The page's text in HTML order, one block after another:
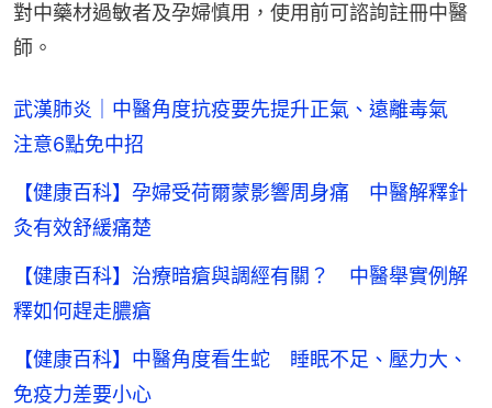
對中藥材過敏者及孕婦慎用，使用前可諮詢註冊中醫
師。
武漢肺炎｜中醫角度抗疫要先提升正氣、遠離毒氣
注意6點免中招
【健康百科】孕婦受荷爾蒙影響周身痛 中醫解釋針
灸有效舒緩痛楚
【健康百科】治療暗瘡與調經有關？ 中醫舉實例解
釋如何趕走膿瘡
【健康百科】中醫角度看生蛇 睡眠不足、壓力大、
免疫力差要小心